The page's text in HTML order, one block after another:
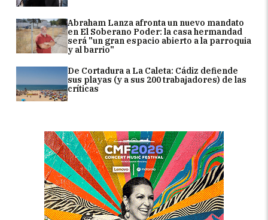
Abraham Lanza afronta un nuevo mandato
en El Soberano Poder: la casa hermandad
será "un gran espacio abierto a la parroquia
y al barrio"
De Cortadura a La Caleta: Cádiz defiende
sus playas (y a sus 200 trabajadores) de las
críticas